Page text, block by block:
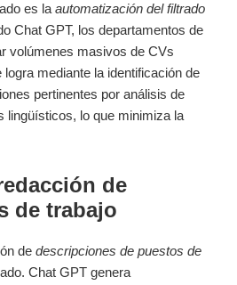
es la automatización del filtrado
Chat GPT, los departamentos de
volúmenes masivos de CVs
mediante la identificación de
pertinentes por análisis de
lingüísticos, lo que minimiza la
de
de trabajo
de descripciones de puestos de
Chat GPT genera